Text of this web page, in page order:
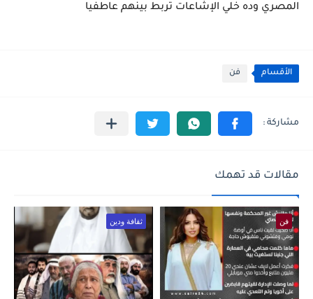
المصري وده خلي الإشاعات تربط بينهم عاطفيا
الأقسام فن
مقالات قد تهمك
فن ثقافة ودين